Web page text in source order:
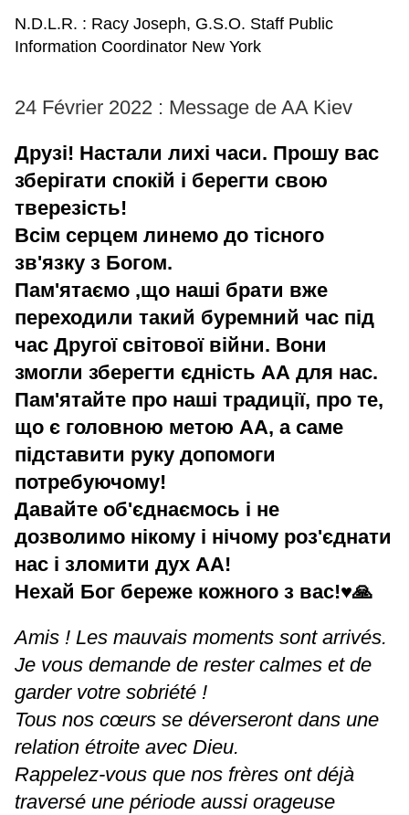
N.D.L.R. : Racy Joseph, G.S.O. Staff Public
Information Coordinator New York
24 Février 2022 : Message de AA Kiev
Друзі! Настали лихі часи. Прошу вас
зберігати спокій і берегти свою
тверезість!
Всім серцем линемо до тісного
зв'язку з Богом.
Пам'ятаємо ,що наші брати вже
переходили такий буремний час під
час Другої світової війни. Вони
змогли зберегти єдність АА для нас.
Пам'ятайте про наші традиції, про те,
що є головною метою АА, а саме
підставити руку допомоги
потребуючому!
Давайте об'єднаємось і не
дозволимо нікому і нічому роз'єднати
нас і зломити дух АА!
Нехай Бог береже кожного з вас!♥️🙏
Amis ! Les mauvais moments sont arrivés.
Je vous demande de rester calmes et de
garder votre sobriété !
Tous nos cœurs se déverseront dans une
relation étroite avec Dieu.
Rappelez-vous que nos frères ont déjà
traversé une période aussi orageuse